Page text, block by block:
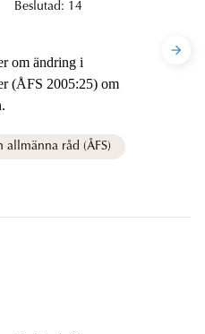
Beslutad: 14
i
allmänna råd (ÅFS)